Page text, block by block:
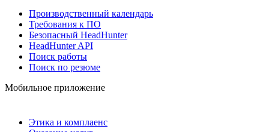
Производственный календарь
Требования к ПО
Безопасный HeadHunter
HeadHunter API
Поиск работы
Поиск по резюме
Мобильное приложение
Этика и комплаенс